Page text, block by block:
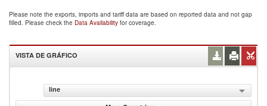
Please note the exports, imports and tariff data are based on reported data and not gap
filled. Please check the Data Availability for coverage.
VISTA DE GRÁFICO
line